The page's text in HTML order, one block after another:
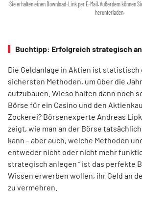
Sie erhalten einen Download-Link per E-Mail. Außerdem können
herunterladen.
Buchtipp: Erfolgreich strategisch
Die Geldanlage in Aktien ist
sichersten Methoden, um über die
aufzubauen. Wieso halten dann noch
Börse für ein Casino und den
Zockerei? Börsenexperte Andreas
zeigt, wie man an der Börse
kann – aber auch, welche Methoden
entweder nicht oder nicht mehr
strategisch anlegen “ ist das perfekte
Wissen erwerben wollen, ihr Geld an
zu vermehren.